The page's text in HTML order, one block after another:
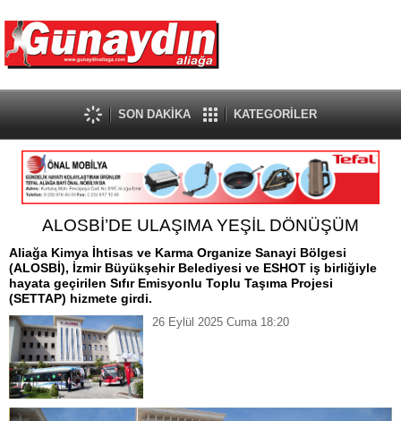
SON DAKİKA KATEGORİLER
ALOSBİ’DE ULAŞIMA YEŞİL DÖNÜŞÜM
Aliağa Kimya İhtisas ve Karma Organize Sanayi Bölgesi
(ALOSBİ), İzmir Büyükşehir Belediyesi ve ESHOT iş birliğiyle
hayata geçirilen Sıfır Emisyonlu Toplu Taşıma Projesi
(SETTAP) hizmete girdi.
26 Eylül 2025 Cuma 18:20